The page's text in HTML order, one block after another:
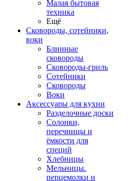
Малая бытовая
техника
Ещё
Сковороды, сотейники,
воки
Блинные
сковороды
Сковороды-гриль
Сотейники
Сковороды
Воки
Аксессуары для кухни
Разделочные доски
Солонки,
перечницы и
ёмкости для
специй
Хлебницы
Мельницы.
перцемолки и